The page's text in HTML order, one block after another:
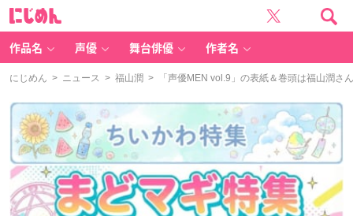
作品名 声優 舞台俳優 作者名
にじめん > ニュース > 福山潤 > 「声優MEN vol.9」の表紙＆巻頭は福山潤さ